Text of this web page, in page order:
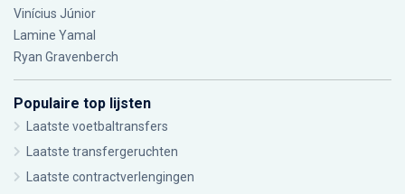
Vinícius Júnior
Lamine Yamal
Ryan Gravenberch
Populaire top lijsten
Laatste voetbaltransfers
Laatste transfergeruchten
Laatste contractverlengingen